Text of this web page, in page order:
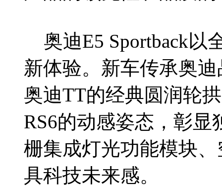
奥迪E5 Sportback以
新体验。新车传承奥
奥迪TT的经典圆润轮
RS6的动感姿态，彰
栅集成灯光功能模块
具科技未来感。